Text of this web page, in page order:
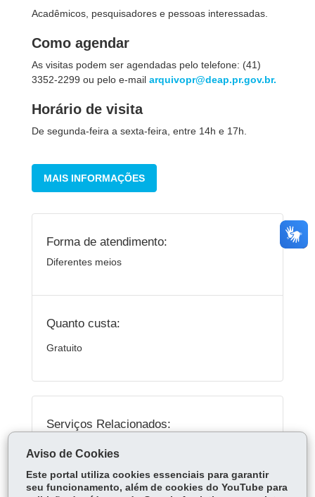
Acadêmicos, pesquisadores e pessoas interessadas.
Como agendar
As visitas podem ser agendadas pelo telefone: (41)
3352-2299 ou pelo e-mail arquivopr@deap.pr.gov.br.
Horário de visita
De segunda-feira a sexta-feira, entre 14h e 17h.
MAIS INFORMAÇÕES
Forma de atendimento:
Diferentes meios
Quanto custa:
Gratuito
Serviços Relacionados:
Paraná
Aviso de Cookies
Este portal utiliza cookies essenciais para garantir
seu funcionamento, além de cookies do YouTube para